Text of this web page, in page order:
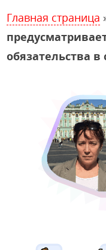
Главная страница
обязательства в